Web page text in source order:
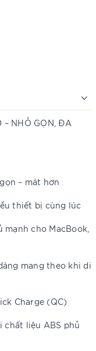
NHỎ GỌN, ĐA
– mát hơn
thiết bị cùng lúc
cho MacBook,
mang theo khi di
Charge (QC)
chất liệu ABS phủ